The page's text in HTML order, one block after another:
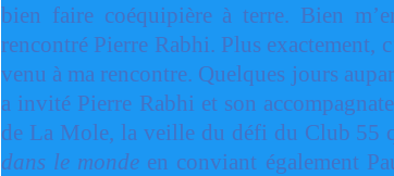
bien faire coéquipière à terre. Bien
rencontré Pierre Rabhi. Plus exactement,
venu à ma rencontre. Quelques jours
a invité Pierre Rabhi et son
de La Mole, la veille du défi du Club 55
dans le monde en conviant également